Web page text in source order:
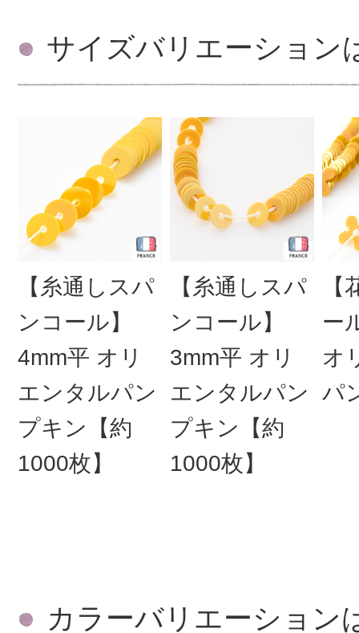
サイズバリエーション
【糸通しスパ
ンコール】
4mm平 オリ
エンタルパン
プキン【約
1000枚】
【糸通しスパ
ンコール】
3mm平 オリ
エンタルパン
プキン【約
1000枚】
ー
オ
パ
カラーバリエーション